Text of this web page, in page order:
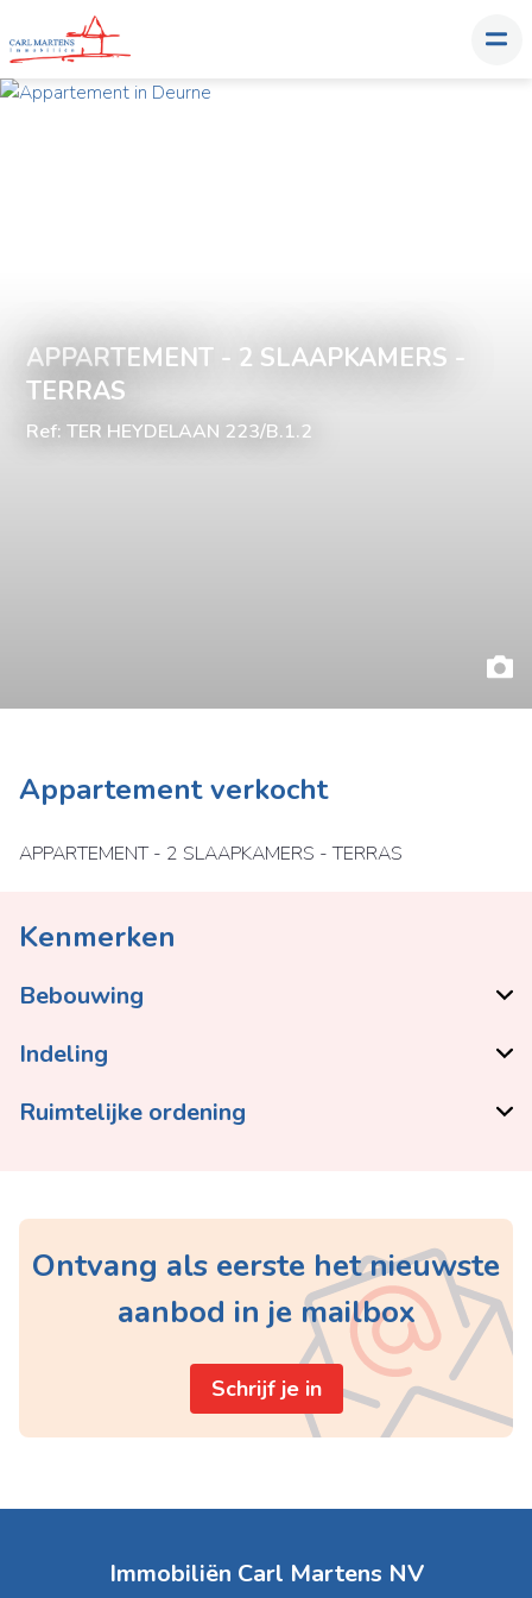
APPARTEMENT - 2 SLAAPKAMERS -
TERRAS
Ref: TER HEYDELAAN 223/B.1.2
Appartement verkocht
APPARTEMENT - 2 SLAAPKAMERS - TERRAS
Kenmerken
Bebouwing
Indeling
Ruimtelijke ordening
Ontvang als eerste het nieuwste
aanbod in je mailbox
Schrijf je in
Immobiliën Carl Martens NV